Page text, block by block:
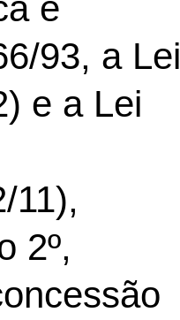
93, a Lei
e a Lei
11),
2º,